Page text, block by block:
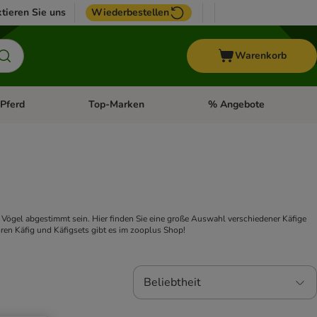
Sie uns Wiederbestellen
Warenkorb
Fisch Menü öffnen: Vogel
Pferd Kategorie-Menü öffnen: Pferd
Top-Marken Kategorie-Menü öffnen:
% Angebote
abgestimmt sein. Hier finden Sie eine große Auswahl verschiedener Käfige
Käfig und Käfigsets gibt es im zooplus Shop!
Beliebtheit